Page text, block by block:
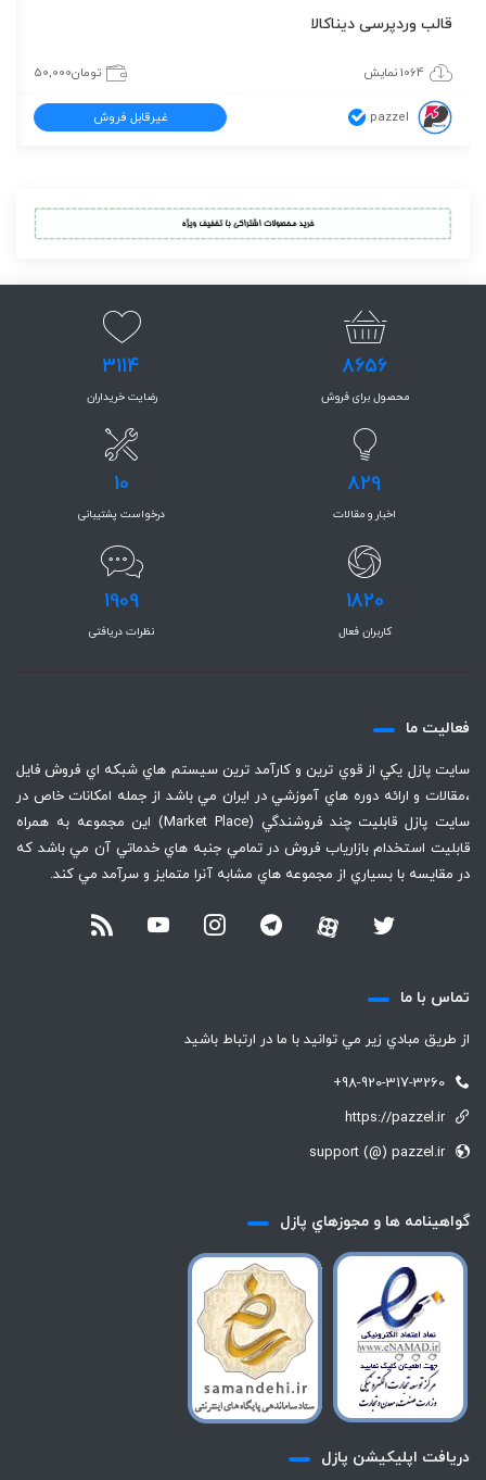
قالب وردپرسی دیناکالا
1064 نمایش تومان50,000
pazzel غیرقابل فروش
8656
محصول برای فروش
3114
رضایت خریداران
829
اخبار و مقالات
10
درخواست پشتیبانی
1820
کاربران فعال
1909
نظرات دریافتی
فعاليت ما
سايت پازل يكي از قوي ترين و كارآمد ترين سيستم هاي شبكه اي فروش فايل
،‌مقالات و ارائه دوره هاي آموزشي در ايران مي باشد از جمله امكانات خاص در
سايت پازل قابليت چند فروشندگي (Market Place) اين مجموعه به همراه
قابليت استخدام بازارياب فروش در تمامي جنبه هاي خدماتي آن مي باشد كه
در مقايسه با بسياري از مجموعه هاي مشابه آنرا متمايز و سرآمد مي كند.
تماس با ما
از طريق مبادي زير مي توانيد با ما در ارتباط باشيد
+98-920-317-3260
https://pazzel.ir
support (@) pazzel.ir
گواهينامه ها و مجوزهاي پازل
دريافت اپليكيشن پازل